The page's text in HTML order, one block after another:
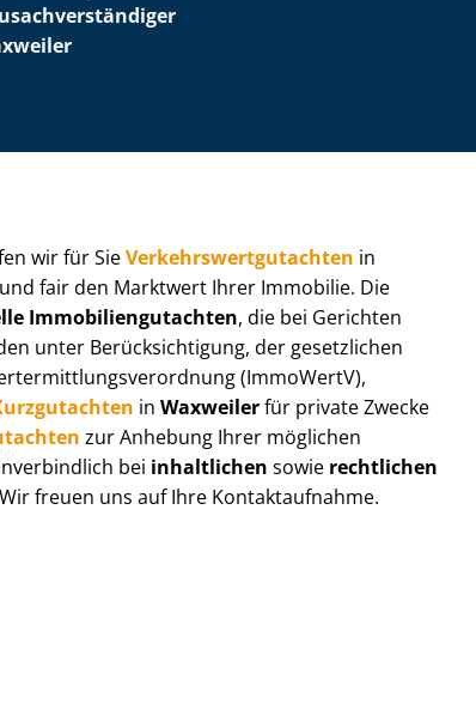
wir für SieVer­kehrs­wert­gut­ach­ten in
fair den Marktwert Ihrer Immobilie. Die
Im­mo­bi­li­en­gut­ach­ten, die bei Gerichten
unter Be­rück­sich­ti­gung, der gesetzlichen
(ImmoWertV),
in Waxweilerfür private Zwecke
zur Anhebung Ihrer möglichen
bei inhaltlichen sowie rechtlichen
freuen uns auf Ihre Kontaktaufnahme.